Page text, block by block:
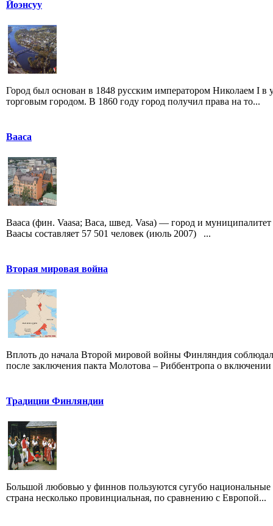
Йоэнсуу
Город был основан в 1848 русским императором Николаем I
торговым городом. В 1860 году город получил права на то...
Вааса
Вааса (фин. Vaasa; Васа, швед. Vasa) — город и
Ваасы составляет 57 501 человек (июль 2007) ...
Вторая мировая война
Вплоть до начала Второй мировой войны Финляндия
после заключения пакта Молотова – Риббентропа о включении
Традиции Финляндии
Большой любовью у финнов пользуются сугубо
страна несколько провинциальная, по сравнению с Европой...